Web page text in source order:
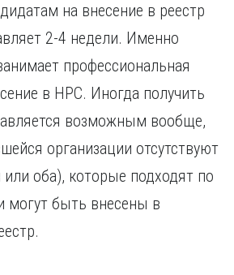
на внесение в реестр
2-4 недели. Именно
профессиональная
в НРС. Иногда получить
возможным вообще,
организации отсутствуют
или оба), которые подходят по
могут быть внесены в